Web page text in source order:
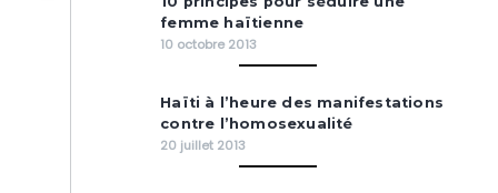
femme haïtienne
10 octobre 2013
Haïti à l’heure des manifestations
contre l’homosexualité
20 juillet 2013